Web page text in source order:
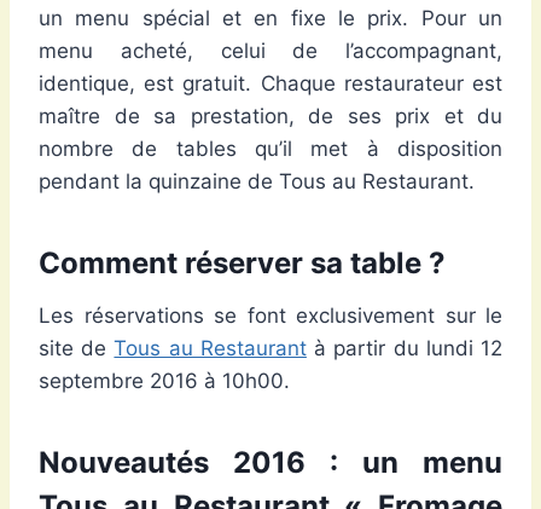
un menu spécial et en fixe le prix. Pour un
menu acheté, celui de l’accompagnant,
identique, est gratuit. Chaque restaurateur est
maître de sa prestation, de ses prix et du
nombre de tables qu’il met à disposition
pendant la quinzaine de Tous au Restaurant.
Comment réserver sa table ?
Les réservations se font exclusivement sur le
site deTous au Restaurantà partir du lundi 12
septembre 2016 à 10h00.
Nouveautés 2016 : un menu